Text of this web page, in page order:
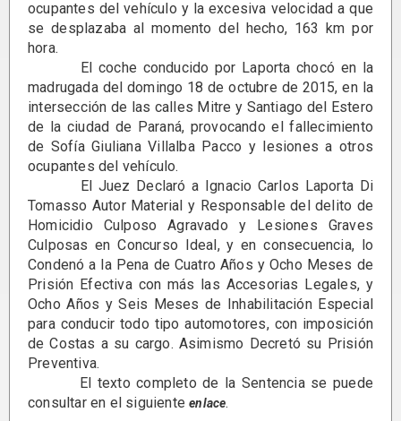
ocupantes del vehículo y la excesiva velocidad a que
se desplazaba al momento del hecho, 163 km por
hora.
El coche conducido por Laporta chocó en la
madrugada del domingo 18 de octubre de 2015, en la
intersección de las calles Mitre y Santiago del Estero
de la ciudad de Paraná, provocando el fallecimiento
de Sofía Giuliana Villalba Pacco y lesiones a otros
ocupantes del vehículo.
El Juez Declaró a Ignacio Carlos Laporta Di
Tomasso Autor Material y Responsable del delito de
Homicidio Culposo Agravado y Lesiones Graves
Culposas en Concurso Ideal, y en consecuencia, lo
Condenó a la Pena de Cuatro Años y Ocho Meses de
Prisión Efectiva con más las Accesorias Legales, y
Ocho Años y Seis Meses de Inhabilitación Especial
para conducir todo tipo automotores, con imposición
de Costas a su cargo. Asimismo Decretó su Prisión
Preventiva.
El texto completo de la Sentencia se puede
consultar en el siguienteenlace.